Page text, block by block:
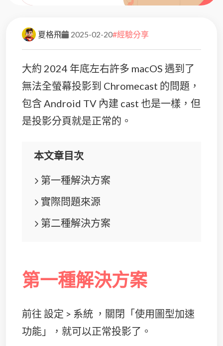
夏格飛 2025-02-20#經驗分享
大約 2024 年底左右許多 macOS 遇到了
無法全螢幕投影到 Chromecast 的問題，
包含 Android TV 內建 cast 也是一樣，但
是投影分頁就是正常的。
本文章目次
第一種解決方案
實際問題來源
第二種解決方案
第一種解決方案
前往 設定 > 系統 ，關閉「使用圖型加速
功能」，就可以正常投影了。